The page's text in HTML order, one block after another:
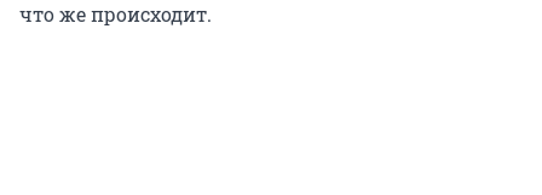
что же происходит.